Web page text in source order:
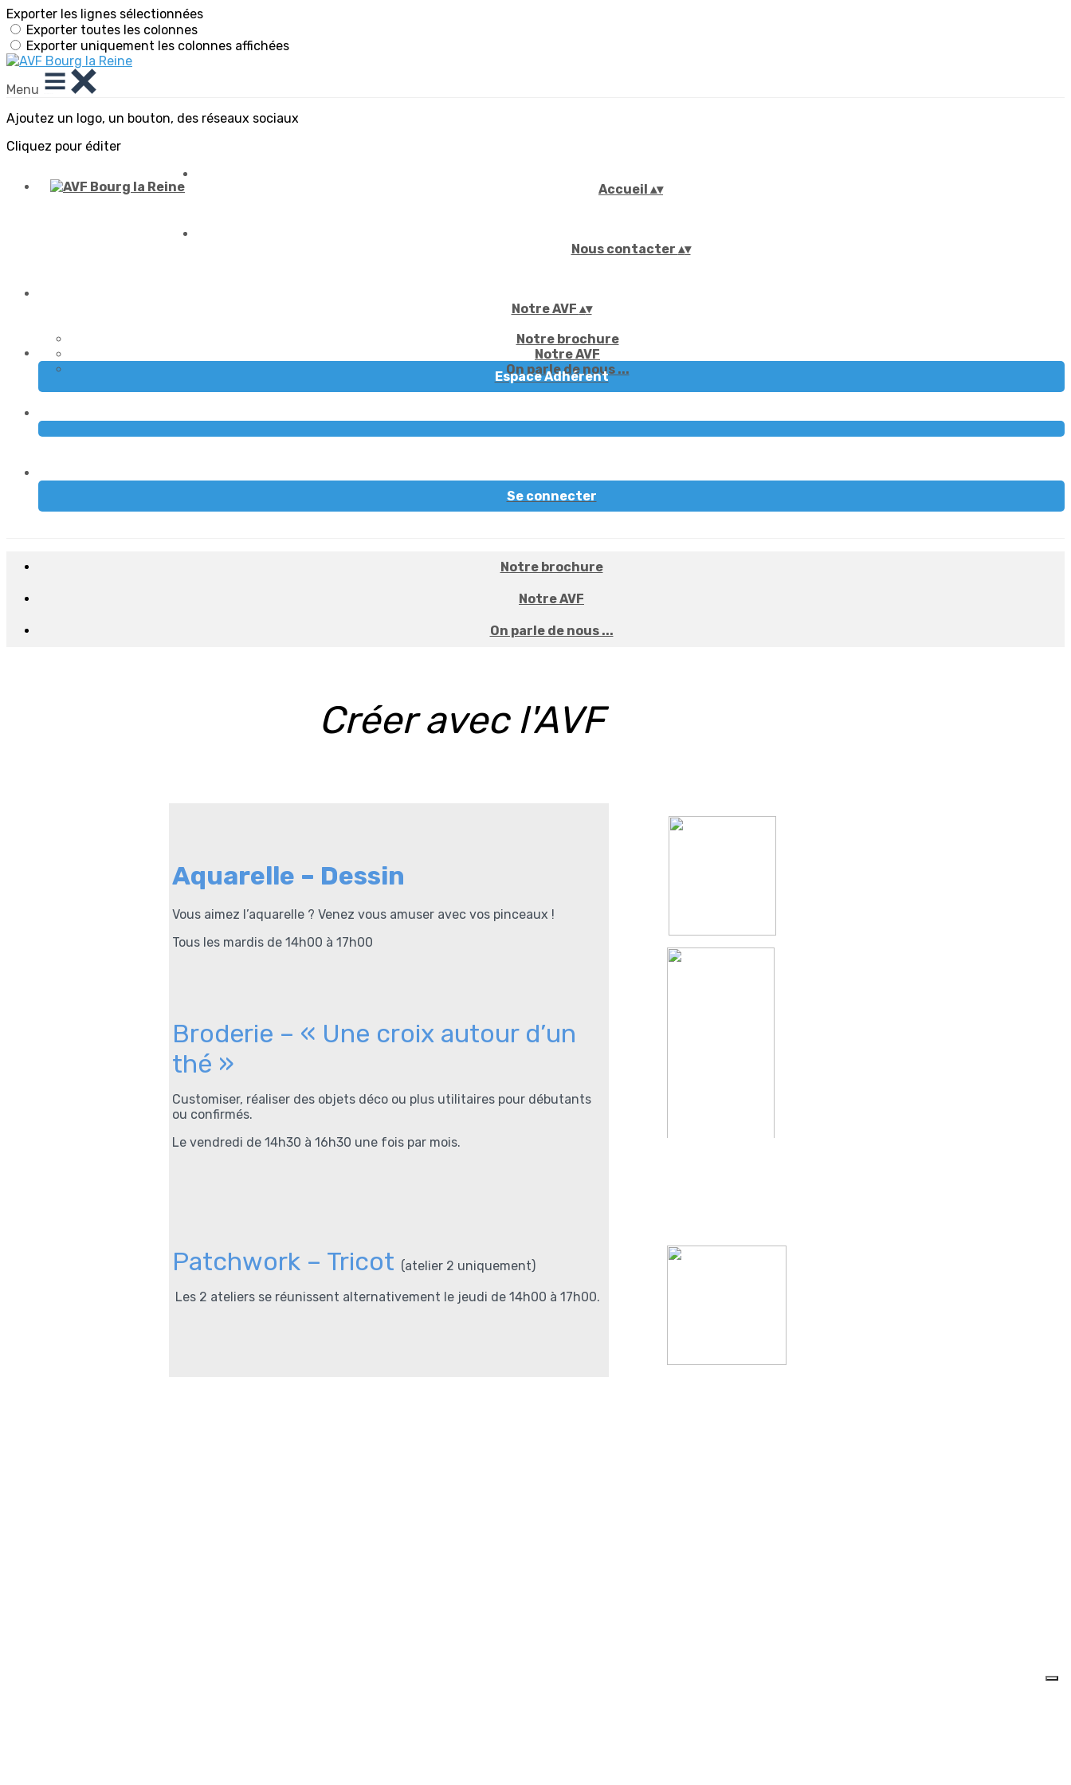
Exporter les lignes sélectionnées
Exporter toutes les colonnes
Exporter uniquement les colonnes affichées
Menu
Ajoutez un logo, un bouton, des réseaux sociaux
Cliquez pour éditer
Accueil ▴▾
Nous contacter ▴▾
Notre AVF ▴▾
Notre brochure
Notre AVF
On parle de nous ...
Espace Adhérent
Se connecter
Notre brochure
Notre AVF
On parle de nous ...
Créer avec l'AVF
Aquarelle – Dessin
Vous aimez l’aquarelle ? Venez vous amuser avec vos pinceaux !
Tous les mardis de 14h00 à 17h00
Broderie – « Une croix autour d’un
thé »
Customiser, réaliser des objets déco ou plus utilitaires pour débutants
ou confirmés.
Le vendredi de 14h30 à 16h30 une fois par mois.
Patchwork – Tricot (atelier 2 uniquement)
Les 2 ateliers se réunissent alternativement le jeudi de 14h00 à 17h00.